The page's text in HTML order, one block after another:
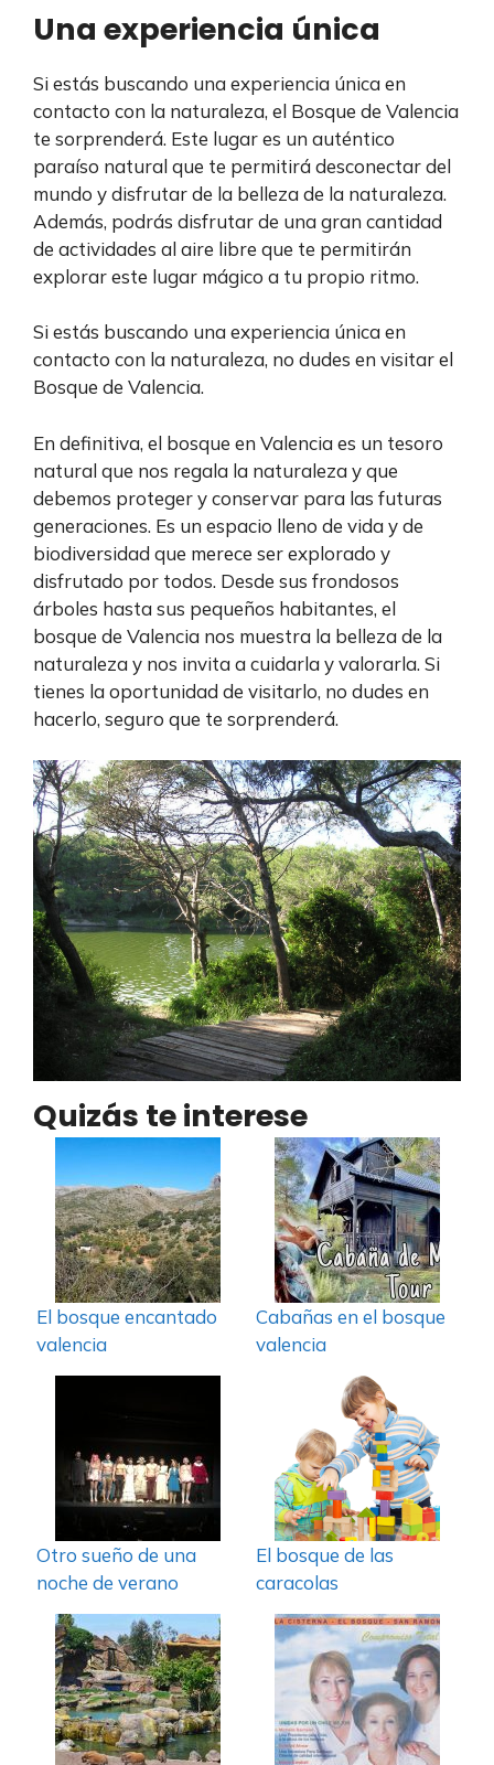
Una experiencia única
Si estás buscando una experiencia única en
contacto con la naturaleza, el Bosque de Valencia
te sorprenderá. Este lugar es un auténtico
paraíso natural que te permitirá desconectar del
mundo y disfrutar de la belleza de la naturaleza.
Además, podrás disfrutar de una gran cantidad
de actividades al aire libre que te permitirán
explorar este lugar mágico a tu propio ritmo.
Si estás buscando una experiencia única en
contacto con la naturaleza, no dudes en visitar el
Bosque de Valencia.
En definitiva, el bosque en Valencia es un tesoro
natural que nos regala la naturaleza y que
debemos proteger y conservar para las futuras
generaciones. Es un espacio lleno de vida y de
biodiversidad que merece ser explorado y
disfrutado por todos. Desde sus frondosos
árboles hasta sus pequeños habitantes, el
bosque de Valencia nos muestra la belleza de la
naturaleza y nos invita a cuidarla y valorarla. Si
tienes la oportunidad de visitarlo, no dudes en
hacerlo, seguro que te sorprenderá.
Quizás te interese
El bosque encantado
valencia
Cabañas en el bosque
valencia
Otro sueño de una
noche de verano
El bosque de las
caracolas